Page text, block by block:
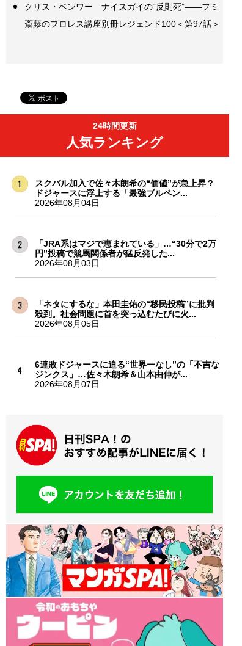
クリス・ベンワー ナイスガイの“反則死”――フミ
斎藤のプロレス講座別冊レジェンド100＜第97話＞
24時間更新
人気ランキング
スクバル加入で佐々木朗希の“価値”が急上昇？
ドジャースに浮上する「最強ブルペン...
2026年08月04日
「JRA系はマジで恵まれている」…“30分で2万
円”投稿で競馬関係者が猛反発した...
2026年08月03日
「ネタにするな」本田圭佑の“移民投稿”に批判
殺到。社会問題に首を突っ込むたびに火...
2026年08月05日
6連敗ドジャースに迫る“世界一なし”の「不吉な
ジンクス」…佐々木朗希＆山本由伸が...
2026年08月07日